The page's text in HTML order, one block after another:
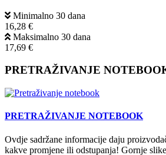
Minimalno 30 dana
16,28 €
Maksimalno 30 dana
17,69 €
PRETRAŽIVANJE
PRETRAŽIVANJE NOTEBOOK
Ovdje sadržane informacije daju
kakve promjene ili odstupanja! Gornje